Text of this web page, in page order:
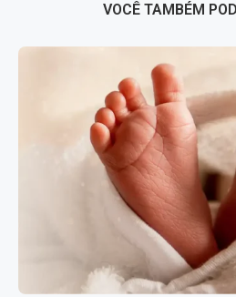
VOCÊ TAMBÉM